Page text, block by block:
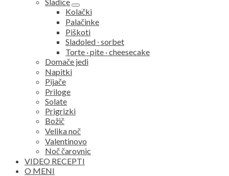
expand
child
menu
Kolački
Palačinke
Piškoti
Sladoled ∙ sorbet
Torte · pite · cheesecake
Domače jedi
Napitki
Pijače
Priloge
Solate
Prigrizki
Božič
Velika noč
Valentinovo
Noč čarovnic
VIDEO RECEPTI
O MENI